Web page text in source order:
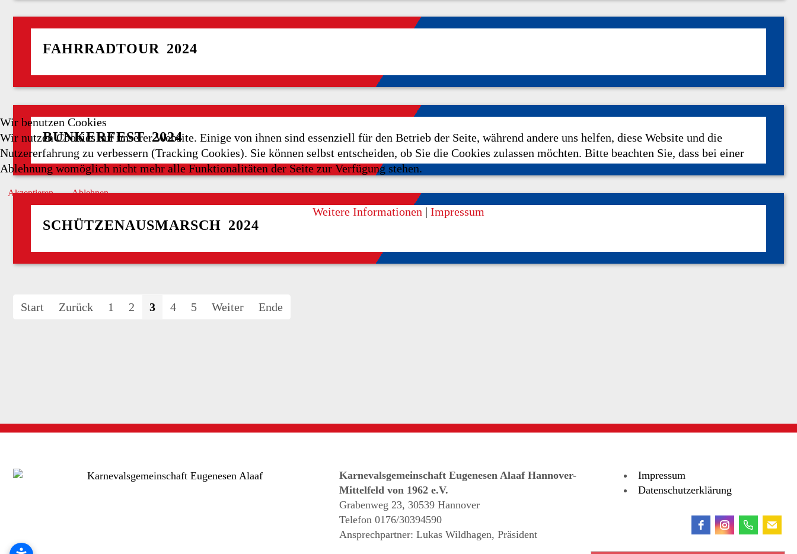
FAHRRADTOUR 2024
BUNKERFEST 2024
SCHÜTZENAUSMARSCH 2024
Start Zurück 1 2 3 4 5 Weiter Ende
Karnevalsgemeinschaft Eugenesen Alaaf Hannover-
Mittelfeld von 1962 e.V.
Grabenweg 23, 30539 Hannover
Telefon 0176/30394590
Ansprechpartner: Lukas Wildhagen, Präsident
Impressum
Datenschutzerklärung
Wir benutzen Cookies
Wir nutzen Cookies auf unserer Website. Einige von ihnen sind essenziell für den Betrieb der Seite, während andere uns helfen, diese Website und die
Nutzererfahrung zu verbessern (Tracking Cookies). Sie können selbst entscheiden, ob Sie die Cookies zulassen möchten. Bitte beachten Sie, dass bei einer
Ablehnung womöglich nicht mehr alle Funktionalitäten der Seite zur Verfügung stehen.
Akzeptieren Ablehnen
Weitere Informationen | Impressum